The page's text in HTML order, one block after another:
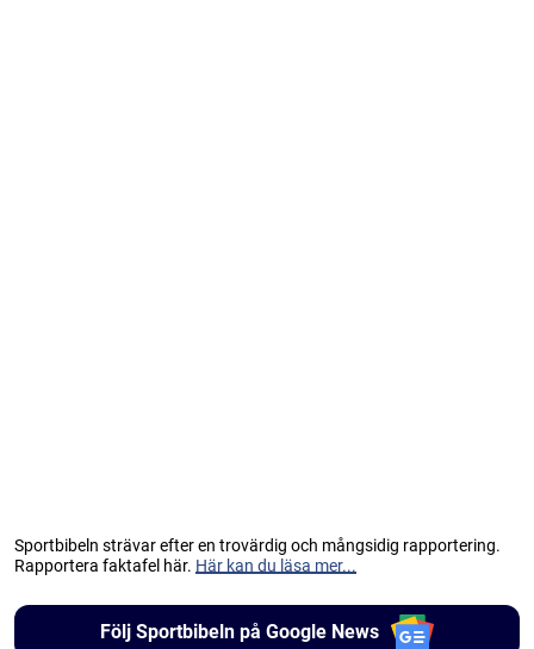
Sportbibeln strävar efter en trovärdig och mångsidig rapportering.
Rapportera faktafel här. Här kan du läsa mer...
Följ Sportbibeln på Google News